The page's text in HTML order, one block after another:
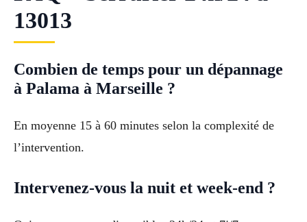
13013
Combien de temps pour un dépannage
à Palama à Marseille ?
En moyenne 15 à 60 minutes selon la complexité de
l’intervention.
Intervenez-vous la nuit et week-end ?